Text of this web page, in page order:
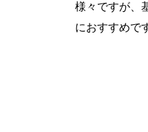
様々ですが、
におすすめで